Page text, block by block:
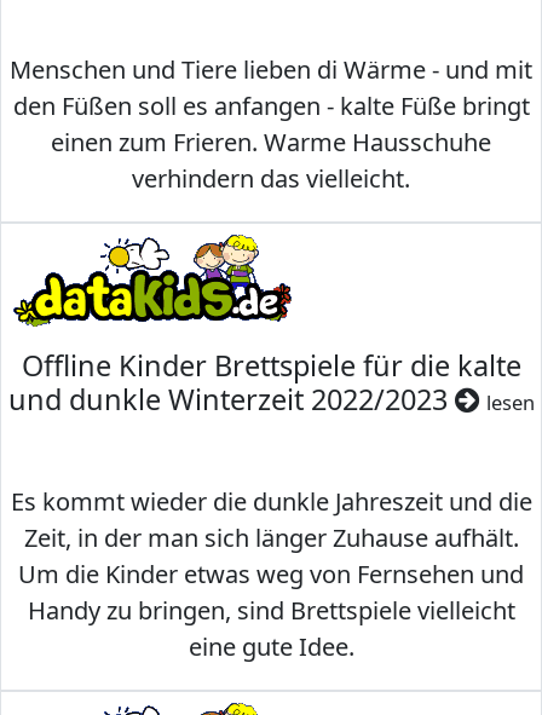
Menschen und Tiere lieben di Wärme - und mit
den Füßen soll es anfangen - kalte Füße bringt
einen zum Frieren. Warme Hausschuhe
verhindern das vielleicht.
Offline Kinder Brettspiele für die kalte
und dunkle Winterzeit 2022/2023
lesen
Es kommt wieder die dunkle Jahreszeit und die
Zeit, in der man sich länger Zuhause aufhält.
Um die Kinder etwas weg von Fernsehen und
Handy zu bringen, sind Brettspiele vielleicht
eine gute Idee.